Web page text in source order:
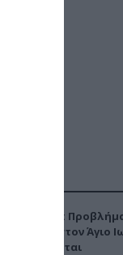
Καλαμαριά:
την Τρίτη στον Άγιο
επηρεάζονται